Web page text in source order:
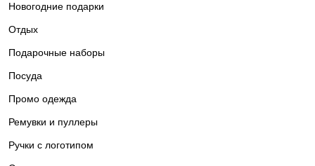
Новогодние подарки
Отдых
Подарочные наборы
Посуда
Промо одежда
Ремувки и пуллеры
Ручки с логотипом